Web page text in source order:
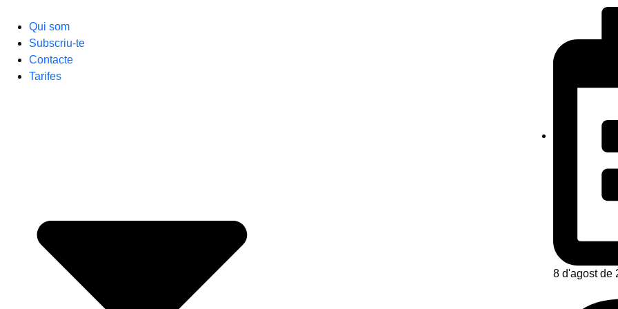
Qui som
Subscriu-te
Contacte
Tarifes
8 d'agost de